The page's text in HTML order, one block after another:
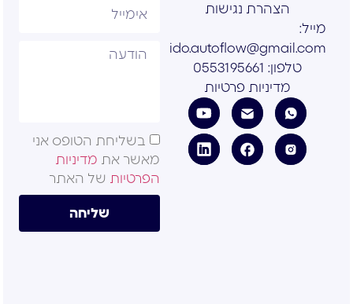
הצהרת נגישות
מייל:
ido.autoflow@gmail.com
טלפון: 0553195661
מדיניות פרטיות
בשליחת הטופס אני
מאשר את מדיניות
הפרטיות של האתר
שליחה